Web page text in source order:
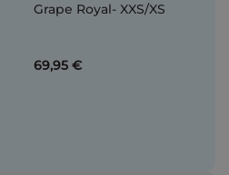
Grape Royal- XXS/XS
69,95 €